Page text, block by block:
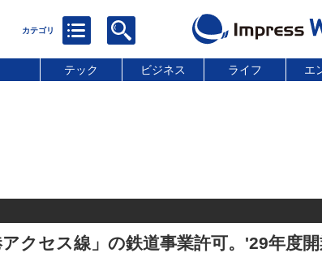
テック ビジネス ライフ エ
アクセス線」の鉄道事業許可。'29年度